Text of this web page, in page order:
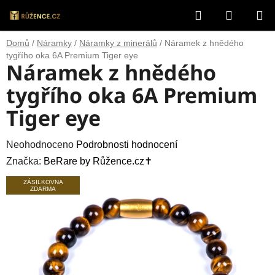
na
obsah
Hledat
KOŠÍK
Domů / Náramky / Náramky z minerálů / Náramek z hnědého
tygřího oka 6A Premium Tiger eye
Náramek z hnědého
tygřího oka 6A Premium
Tiger eye
Průměrné
hodnocení
produktu
je
hvězdiček.
Neohodnoceno Podrobnosti hodnocení
Značka: BeRare by Růžence.cz✝️
ZÁSILKOVNA
ZDARMA